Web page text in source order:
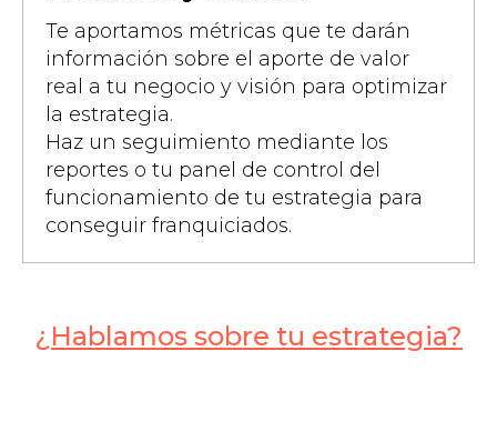
Te aportamos métricas que te darán
información sobre el aporte de valor
real a tu negocio y visión para optimizar
la estrategia.
Haz un seguimiento mediante los
reportes o tu panel de control del
funcionamiento de tu estrategia para
conseguir franquiciados.
¿Hablamos sobre tu estrategia?